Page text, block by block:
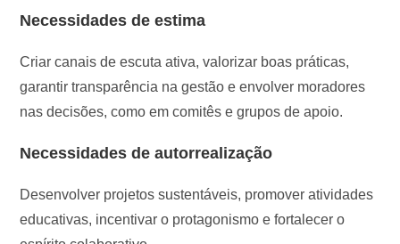
Necessidades de estima
Criar canais de escuta ativa, valorizar boas práticas,
garantir transparência na gestão e envolver moradores
nas decisões, como em comitês e grupos de apoio.
Necessidades de autorrealização
Desenvolver projetos sustentáveis, promover atividades
educativas, incentivar o protagonismo e fortalecer o